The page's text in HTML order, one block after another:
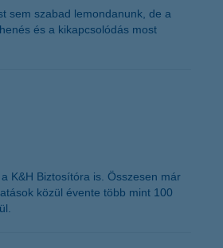
K&H token megújítás
sem szabad lemondanunk, de a
és a kikapcsolódás most
K&H Biztosítóra is. Összesen már
közül évente több mint 100